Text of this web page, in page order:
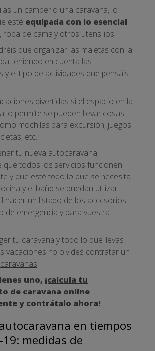
un camper o una caravana, lo
esté equipada con lo esencial
ropa de cama y otros utensilios.
que organizar las maletas con la
teniendo en cuenta las
y el tipo de actividades que pensáis
divertidas si el espacio en la
lo permite se pueden llevar cosas
mochilas para excursión, juegos
etc.
tu nueva autocaravana,
que todos los servicios funcionen
y que esté todo lo que se necesita
y el baño se puedan utilizar.
hacer un listado de los accesorios
de emergencia y para vuestra
tu caravana y todo lo que llevas
vacaciones no olvides contratar un
.
uno, ¡calcula tu
de caravana online
y contrátalo ahora!
en tiempos
19: medidas de